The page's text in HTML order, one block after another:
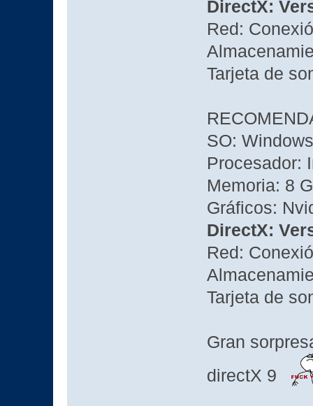
DirectX:
Red:
Tarjeta de
SO:
Procesador:
Memoria: 8
Gráficos:
DirectX:
Red:
Tarjeta de
Gran
directX 9